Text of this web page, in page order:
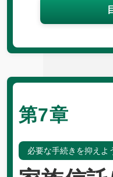
第7章
必要な手続きを抑えよ